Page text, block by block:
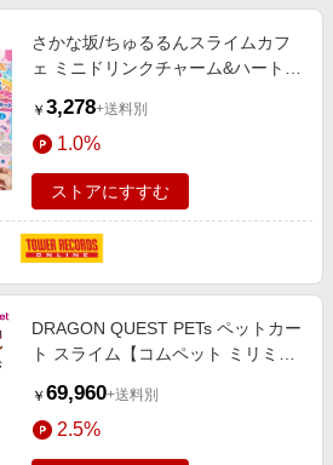
さかな坂/ちゅるるんスライムカフ
ェ ミニドリンクチャーム&ハートパ
￥ 3,278+送料別
1.0%
ストアにすすむ
DRAGON QUEST PETs ペットカー
ト スライム【コムペット ミリミリ
￥ 69,960+送料別
2.5%